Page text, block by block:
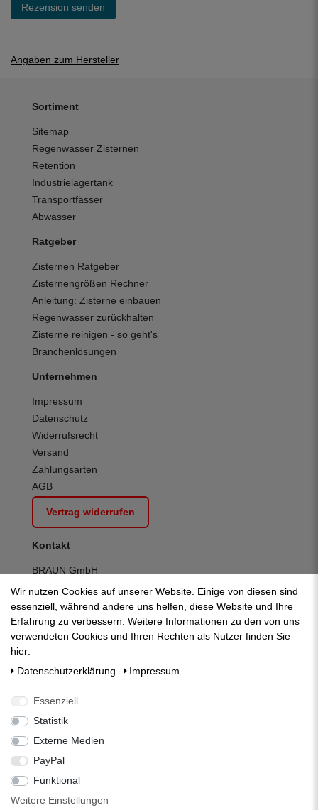
Rezension senden
Angaben zum Hersteller
Sortiment
Sitemap
Regenwasser Zisternen
Retention
Industrielagertank
Transportfässer
Abwasser
Ratgeber
Zisternen Ratgeber
Zisternengrößen Rechner
Anleitung: Zisterne einbauen
Regenwasser zurückhalten
Zisterne reinigen - so geht's
Branchenlösungen
Unternehmen
Impressum
Datenschutz
Widerrufsrecht
Versand
Zahlungsarten
AGB
Vertrag widerrufen
Kontakt
BRAUN GmbH
Telefon:
Fax:
Fr:
07:30 - 12:30 | 13:00 - 14:00
Wir nutzen Cookies auf unserer Website. Einige von diesen sind
essenziell, während andere uns helfen, diese Website und Ihre
Erfahrung zu verbessern. Weitere Informationen zu den von uns
verwendeten Cookies und Ihren Rechten als Nutzer finden Sie
hier:
Daten­schutz­erklärung
Impressum
Essenziell
Statistik
Externe Medien
PayPal
Funktional
Weitere Einstellungen